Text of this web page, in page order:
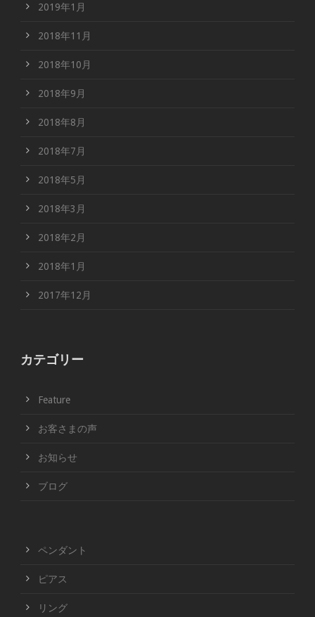
2019年1月
2018年11月
2018年10月
2018年9月
2018年8月
2018年7月
2018年5月
2018年3月
2018年2月
2018年1月
2017年12月
カテゴリー
Feature
お客さまの声
お知らせ
ブログ
ペンダント
ピアス
リング